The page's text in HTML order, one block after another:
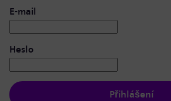
Přihlášení: uživatel a heslo
E-mail
Heslo
Přihlášení